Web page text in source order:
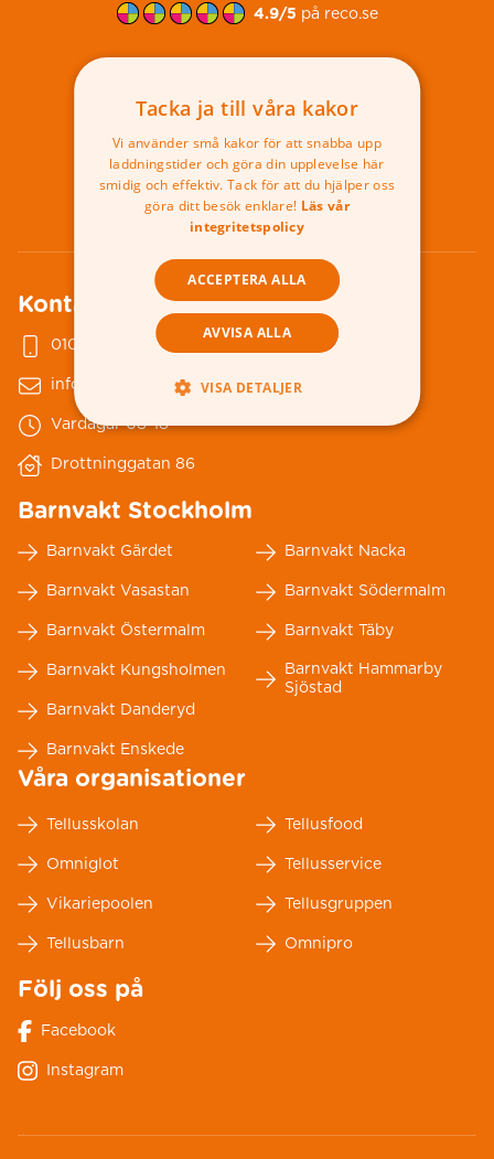
4.9/5 på reco.se
010-178 79 00
Kontakta oss
010-178 79 00
info@nannybytellus.se
Vardagar 08-18
Drottninggatan 86
Barnvakt Stockholm
Barnvakt Gärdet
Barnvakt Vasastan
Barnvakt Östermalm
Barnvakt Kungsholmen
Barnvakt Danderyd
Barnvakt Enskede
Barnvakt Nacka
Barnvakt Södermalm
Barnvakt Täby
Barnvakt Hammarby
Sjöstad
Våra organisationer
Tellusskolan
Omniglot
Vikariepoolen
Tellusbarn
Tellusfood
Tellusservice
Tellusgruppen
Omnipro
Följ oss på
Facebook
Instagram
Tacka ja till våra kakor
Vi använder små kakor för att snabba upp
laddningstider och göra din upplevelse här
smidig och effektiv. Tack för att du hjälper oss
göra ditt besök enklare! Läs vår
integritetspolicy
ACCEPTERA ALLA
AVVISA ALLA
VISA DETALJER